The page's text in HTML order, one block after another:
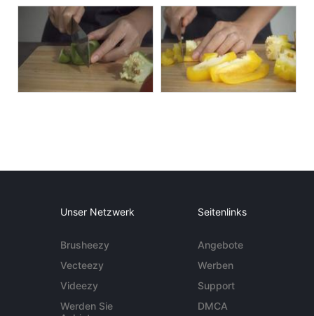
Unser Netzwerk
Brusheezy
Vecteezy
Videezy
Werden Sie
Seitenlinks
Angebote
Werben
Support
DMCA